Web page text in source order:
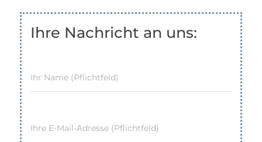
Ihre Nachricht an uns:
Ihr Name (Pflichtfeld)
Ihre E-Mail-Adresse (Pflichtfeld)